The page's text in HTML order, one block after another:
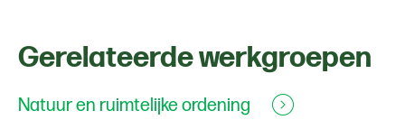
Gerelateerde werkgroepen
Natuur en ruimtelijke ordening